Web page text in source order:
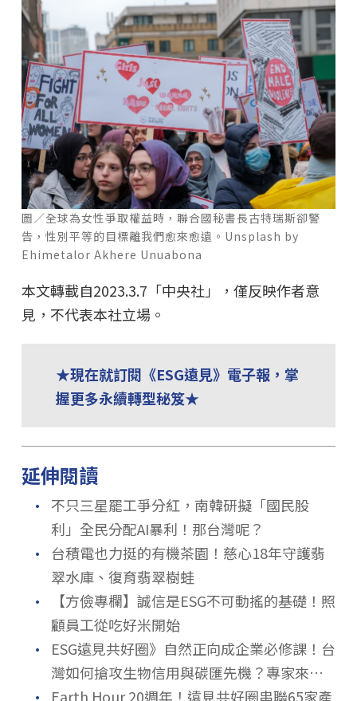
圖／全球為女性爭取權益時，聯合國秘書長古特瑞斯卻警
告，性別平等的目標離我們愈來愈遠。Unsplash by
Ehimetalor Akhere Unuabona
本文轉載自2023.3.7「中央社」，僅反映作者意
見，不代表本社立場。
★現在就訂閱《ESG遠見》電子報，掌
握更多永續轉型秘笈★
延伸閱讀
．
不只三星罷工爭分紅，南韓研擬「國民股
利」全民分配AI暴利！那台灣呢？
．
台積電也力挺的有機茶園！慈心18年守護翡
翠水庫、復育翡翠樹蛙
．
【方儉專欄】誠信是ESG不可動搖的基礎！照
顧員工從吃好米開始
．
ESG遠見共好圈》自然正向成企業必修課！台
灣如何搶攻生物信用與碳匯先機？專家來解
答
Earth Hour 20週年！遠見共好圈串聯65家產